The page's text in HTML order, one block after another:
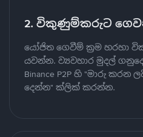
2. විකුණුම්කරුට
යෝජිත ගෙවීම් ක්‍රම හරහා
යවන්න. ව්‍යවහාර මුදල්
Binance P2P හි "මාරු
දෙන්න" ක්ලික් කරන්න.